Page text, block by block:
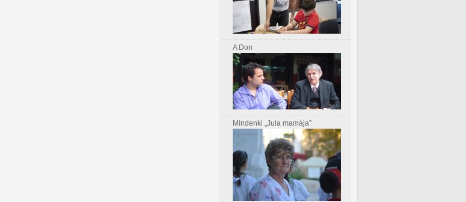
A Don
Mindenki „Jula mamája”